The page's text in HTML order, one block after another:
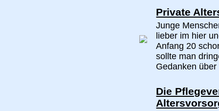
Private
Junge
lieber im hier
Anfang 20
sollte man
Gedanken
Die